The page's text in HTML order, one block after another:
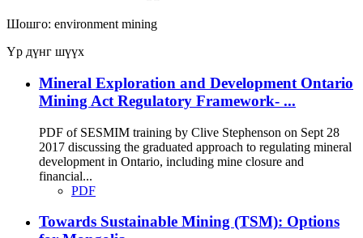
Шошго: environment mining
Үр дүнг шүүх
Mineral Exploration and Development Ontario
Mining Act Regulatory Framework- ...
PDF of SESMIM training by Clive Stephenson on Sept 28
2017 discussing the graduated approach to regulating mineral
development in Ontario, including mine closure and
financial...
PDF
Towards Sustainable Mining (TSM): Options